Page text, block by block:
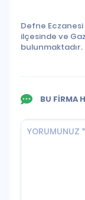
Defne
ilçesinde ve
bulunmaktadır.
BU FİRMA